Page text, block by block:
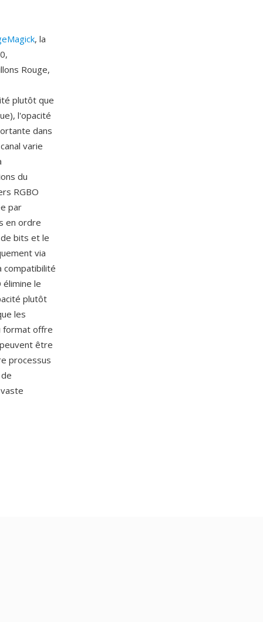
, la
Rouge,
plutôt que
l'opacité
dans
varie
du
RGBO
par
en ordre
bits et le
via
compatibilité
le
plutôt
les
format offre
être
processus